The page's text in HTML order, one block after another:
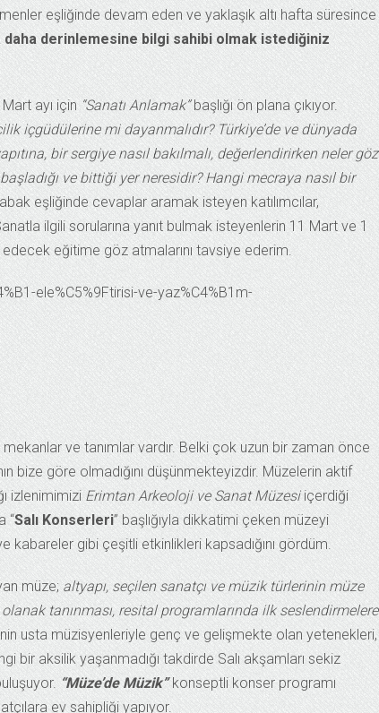
eşliğinde devam eden ve yaklaşık altı hafta süresince
derinlemesine bilgi sahibi olmak istediğiniz
ayı için “Sanatı Anlamak”başlığı ön plana çıkıyor.
içgüdülerine mi dayanmalıdır? Türkiye’de ve dünyada
bir sergiye nasıl bakılmalı, değerlendirirken neler göz
ve bittiği yer neresidir? Hangi mecraya nasıl bir
eşliğinde cevaplar aramak isteyen katılımcılar,
ilgili sorularına yanıt bulmak isteyenlerin 11 Mart ve 1
eğitime göz atmalarını tavsiye ederim.
ele%C5%9Ftirisi-ve-yaz%C4%B1m-
ve tanımlar vardır. Belki çok uzun bir zaman önce
bize göre olmadığını düşünmekteyizdir. Müzelerin aktif
izlenimimiziErimtan Arkeoloji ve Sanat Müzesiiçerdiği
“Salı Konserleri” başlığıyla dikkatimi çeken müzeyi
kabareler gibi çeşitli etkinlikleri kapsadığını gördüm.
müze; altyapı, seçilen sanatçı ve müzik türlerinin müze
tanınması, resital programlarında ilk seslendirmelere
usta müzisyenleriyle genç ve gelişmekte olan yetenekleri,
bir aksilik yaşanmadığı takdirde Salı akşamları sekiz
“Müze’de Müzik” konseptli konser programı
ev sahipliği yapıyor.